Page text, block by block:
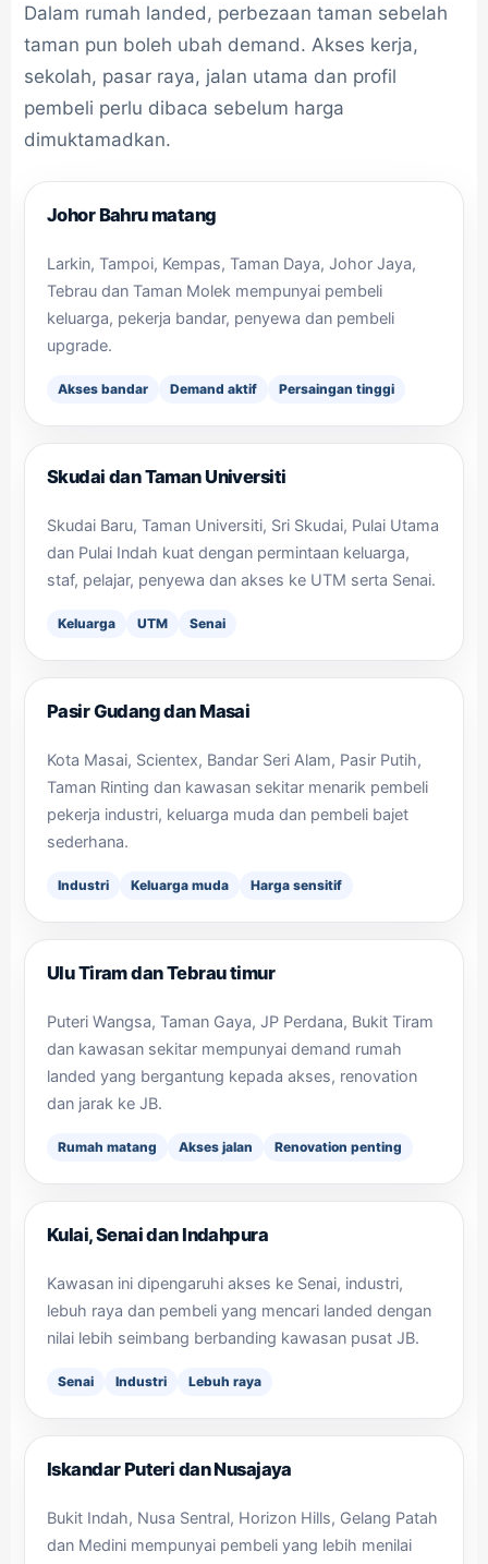
Dalam rumah landed, perbezaan taman sebelah
taman pun boleh ubah demand. Akses kerja,
sekolah, pasar raya, jalan utama dan profil
pembeli perlu dibaca sebelum harga
dimuktamadkan.
Johor Bahru matang
Larkin, Tampoi, Kempas, Taman Daya, Johor Jaya,
Tebrau dan Taman Molek mempunyai pembeli
keluarga, pekerja bandar, penyewa dan pembeli
upgrade.
Akses bandar Demand aktif Persaingan tinggi
Skudai dan Taman Universiti
Skudai Baru, Taman Universiti, Sri Skudai, Pulai Utama
dan Pulai Indah kuat dengan permintaan keluarga,
staf, pelajar, penyewa dan akses ke UTM serta Senai.
Keluarga UTM Senai
Pasir Gudang dan Masai
Kota Masai, Scientex, Bandar Seri Alam, Pasir Putih,
Taman Rinting dan kawasan sekitar menarik pembeli
pekerja industri, keluarga muda dan pembeli bajet
sederhana.
Industri Keluarga muda Harga sensitif
Ulu Tiram dan Tebrau timur
Puteri Wangsa, Taman Gaya, JP Perdana, Bukit Tiram
dan kawasan sekitar mempunyai demand rumah
landed yang bergantung kepada akses, renovation
dan jarak ke JB.
Rumah matang Akses jalan Renovation penting
Kulai, Senai dan Indahpura
Kawasan ini dipengaruhi akses ke Senai, industri,
lebuh raya dan pembeli yang mencari landed dengan
nilai lebih seimbang berbanding kawasan pusat JB.
Senai Industri Lebuh raya
Iskandar Puteri dan Nusajaya
Bukit Indah, Nusa Sentral, Horizon Hills, Gelang Patah
dan Medini mempunyai pembeli yang lebih menilai